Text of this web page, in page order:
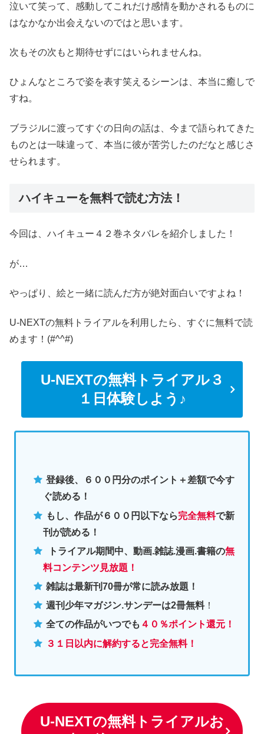
泣いて笑って、感動してこれだけ感情を動かされるものに
はなかなか出会えないのではと思います。
次もその次もと期待せずにはいられませんね。
ひょんなところで姿を表す笑えるシーンは、本当に癒しで
すね。
ブラジルに渡ってすぐの日向の話は、今まで語られてきた
ものとは一味違って、本当に彼が苦労したのだなと感じさ
せられます。
ハイキューを無料で読む方法！
今回は、ハイキュー４２巻ネタバレを紹介しました！
が…
やっぱり、絵と一緒に読んだ方が絶対面白いですよね！
U-NEXTの無料トライアルを利用したら、すぐに無料で読
めます！(#^^#)
U-NEXTの無料トライアル３
１日体験しよう♪
登録後、６００円分のポイント＋差額で今す
ぐ読める！
もし、作品が６００円以下なら完全無料で新
刊が読める！
トライアル期間中、動画.雑誌.漫画.書籍の無
料コンテンツ見放題！
雑誌は最新刊70冊が常に読み放題！
週刊少年マガジン.サンデーは2冊無料！
全ての作品がいつでも ４０％ポイント還元！
３１日以内に解約すると完全無料！
U-NEXTの無料トライアルお